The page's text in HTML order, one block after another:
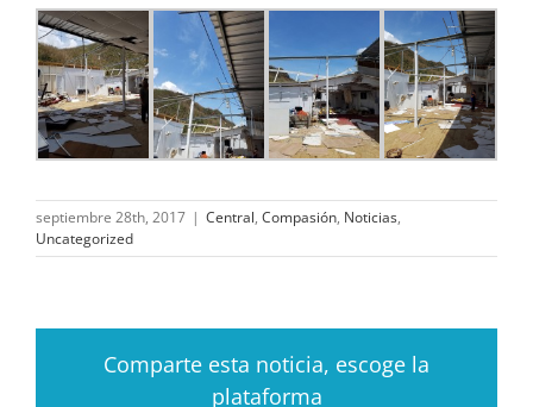
septiembre 28th, 2017 | Central, Compasión, Noticias,
Uncategorized
Comparte esta noticia, escoge la
plataforma